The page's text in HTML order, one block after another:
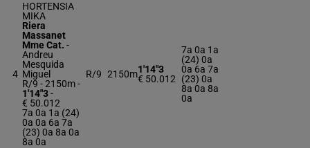
4
HORTENSIA
MIKA
Riera
Massanet
Mme Cat. -
Andreu
Mesquida
Miguel
R/9 - 2150m-
1'14"3-
€ 50.012
7a 0a 1a (24)
0a 0a 6a 7a
(23) 0a 8a 0a
8a 0a
R/9 2150m1'14"3
€ 50.012
7a 0a 1a
(24) 0a
0a 6a 7a
(23) 0a
8a 0a 8a
0a